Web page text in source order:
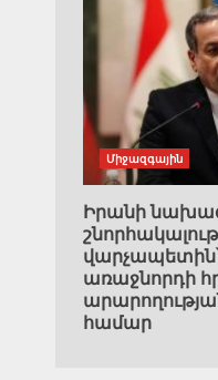
Միջազգային
Իրանի
վարչապետին՝
առաջնորդի
համար